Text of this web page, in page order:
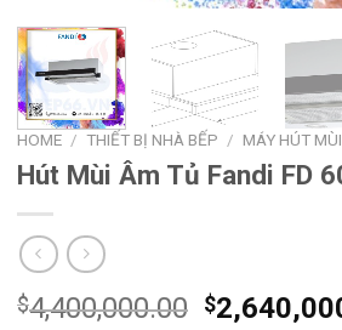
HOME / THIẾT BỊ NHÀ BẾP / MÁY HÚT MÙI
Hút Mùi Âm Tủ Fandi FD
$4,400,000.00 $